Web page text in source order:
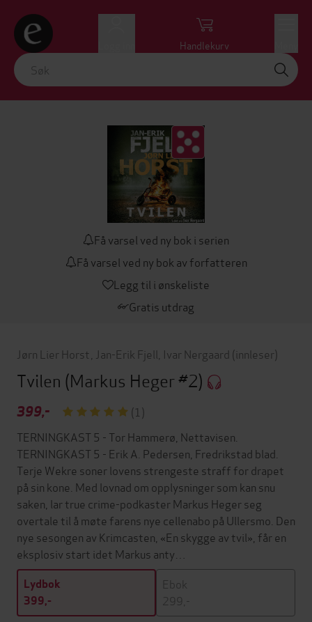
Handlekurv
Få varsel ved ny bok i serien
Få varsel ved ny bok av forfatteren
Legg til i ønskeliste
Gratis utdrag
Jørn Lier Horst Jan-Erik Fjell Ivar Nergaard (innleser)
Tvilen (Markus Heger #2)
399,-
(1)
TERNINGKAST 5 - Tor Hammerø, Nettavisen.
TERNINGKAST 5 - Erik A. Pedersen, Fredrikstad blad.
Terje Wekre soner lovens strengeste straff for drapet
på sin kone. Med lovnad om opplysninger som kan snu
saken, lar true crime-podkaster Markus Heger seg
overtale til å møte farens nye cellenabo på Ullersmo. Den
nye sesongen av Krimcasten, «En skygge av tvil», får en
eksplosiv start idet Markus anty…
Lydbok
399,-
Ebok
299,-